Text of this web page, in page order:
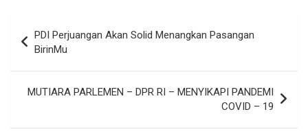
PDI Perjuangan Akan Solid Menangkan Pasangan
BirinMu
MUTIARA PARLEMEN – DPR RI – MENYIKAPI PANDEMI
COVID – 19